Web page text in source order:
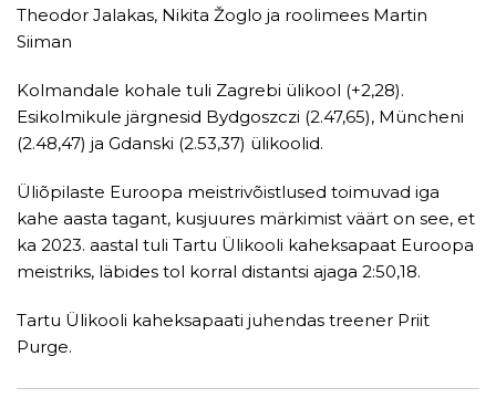
Theodor Jalakas, Nikita Žoglo ja roolimees Martin
Siiman
Kolmandale kohale tuli Zagrebi ülikool (+2,28).
Esikolmikule järgnesid Bydgoszczi (2.47,65), Müncheni
(2.48,47) ja Gdanski (2.53,37) ülikoolid.
Üliõpilaste Euroopa meistrivõistlused toimuvad iga
kahe aasta tagant, kusjuures märkimist väärt on see, et
ka 2023. aastal tuli Tartu Ülikooli kaheksapaat Euroopa
meistriks, läbides tol korral distantsi ajaga 2:50,18.
Tartu Ülikooli kaheksapaati juhendas treener Priit
Purge.